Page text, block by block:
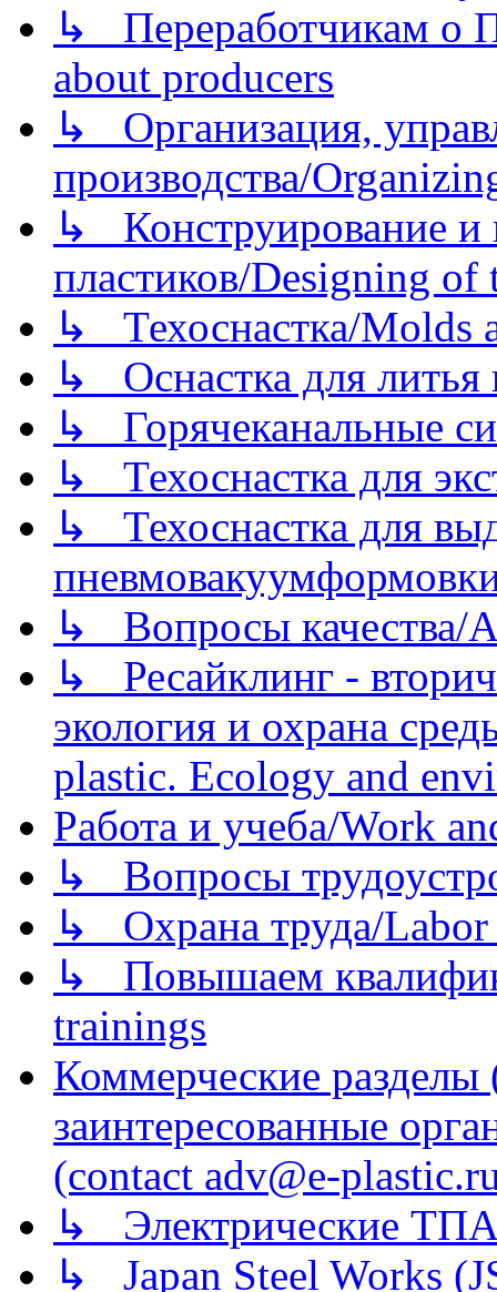
↳ Переработчикам о
about producers
↳ Организация,
производства/
↳ Конструирование и
пластиков/Designing of
↳ Техоснастка/Molds
↳ Оснастка для литья
↳ Горячеканальные
↳ Техоснастка для
↳ Техоснастка для
↳ Вопросы качества/
↳ Ресайклинг -
экология и охрана
plastic. Ecology and
Работа и учеба/Work
↳ Вопросы
↳ Охрана труда/Labor
↳ Повышаем
trainings
Коммерческие
заинтересованные
(contact adv@e-
↳ Электрические
↳ Japan Steel Works